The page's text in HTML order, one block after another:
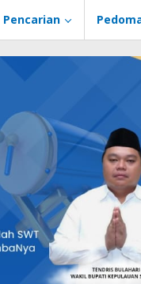
Pencarian